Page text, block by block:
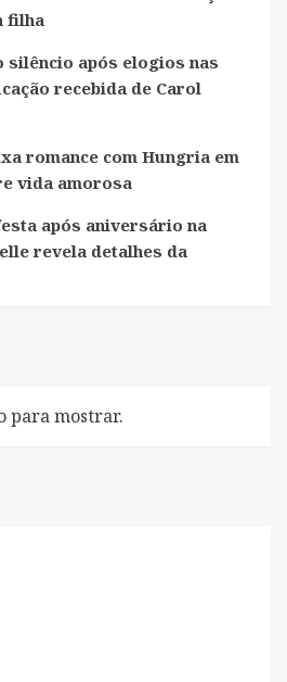
filha
silêncio após elogios nas
recebida de Carol
romance com Hungria em
vida amorosa
após aniversário na
revela detalhes da
para mostrar.